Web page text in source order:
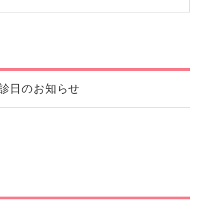
日のお知らせ